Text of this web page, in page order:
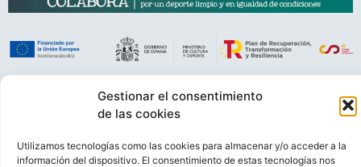
Gestionar el consentimiento
de las cookies
Utilizamos tecnologías como las cookies para almacenar y/o acceder a la
información del dispositivo. El consentimiento de estas tecnologías nos
VIDEOCONFERENCIAS POLÍTICA DE PRIVACIDAD
POLÍTICA DE COOKIESPOLÍTICA DE VENTAS
AVISO LEGAL
CONTACTO